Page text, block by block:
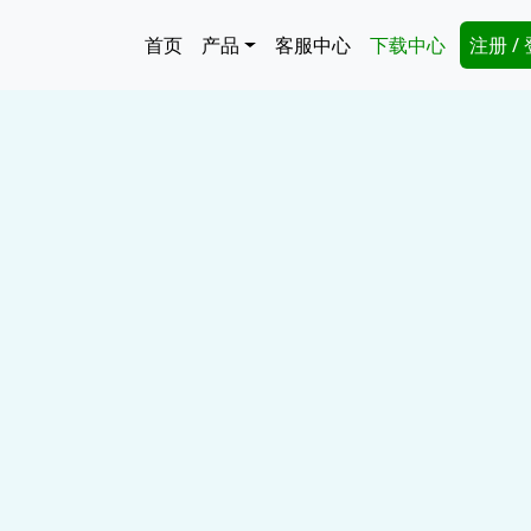
Main navigation
首页 产品 客服中心 下载中心 注册 /